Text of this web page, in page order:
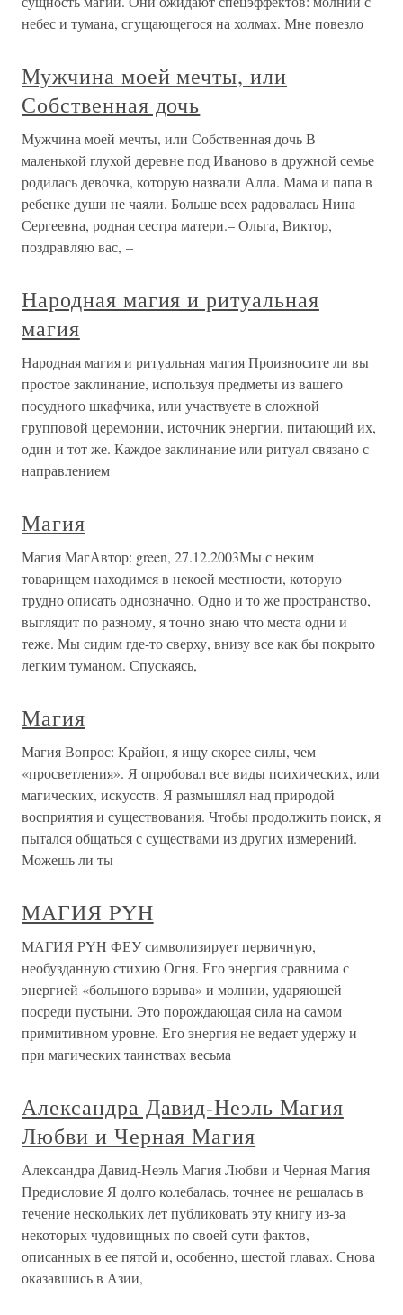
небес и тумана, сгущающегося на холмах. Мне повезло
Мужчина моей мечты, или
Собственная дочь
Мужчина моей мечты, или Собственная дочь В
маленькой глухой деревне под Иваново в дружной семье
родилась девочка, которую назвали Алла. Мама и папа в
ребенке души не чаяли. Больше всех радовалась Нина
Сергеевна, родная сестра матери.– Ольга, Виктор,
поздравляю вас, –
Народная магия и ритуальная
магия
Народная магия и ритуальная магия Произносите ли вы
простое заклинание, используя предметы из вашего
посудного шкафчика, или участвуете в сложной
групповой церемонии, источник энергии, питающий их,
один и тот же. Каждое заклинание или ритуал связано с
направлением
Магия
Магия МагАвтор: green, 27.12.2003Мы с неким
товарищем находимся в некоей местности, которую
трудно описать однозначно. Одно и то же пространство,
выглядит по разному, я точно знаю что места одни и
теже. Мы сидим где-то сверху, внизу все как бы покрыто
легким туманом. Спускаясь,
Магия
Магия Вопрос: Крайон, я ищу скорее силы, чем
«просветления». Я опробовал все виды психических, или
магических, искусств. Я размышлял над природой
восприятия и существования. Чтобы продолжить поиск, я
пытался общаться с существами из других измерений.
Можешь ли ты
МАГИЯ PYH
МАГИЯ PYH ФЕУ символизирует первичную,
необузданную стихию Огня. Его энергия сравнима с
энергией «большого взрыва» и молнии, ударяющей
посреди пустыни. Это порождающая сила на самом
примитивном уровне. Его энергия не ведает удержу и
при магических таинствах весьма
Александра Давид-Неэль Магия
Любви и Черная Магия
Александра Давид-Неэль Магия Любви и Черная Магия
Предисловие Я долго колебалась, точнее не решалась в
течение нескольких лет публиковать эту книгу из-за
некоторых чудовищных по своей сути фактов,
описанных в ее пятой и, особенно, шестой главах. Снова
оказавшись в Азии,